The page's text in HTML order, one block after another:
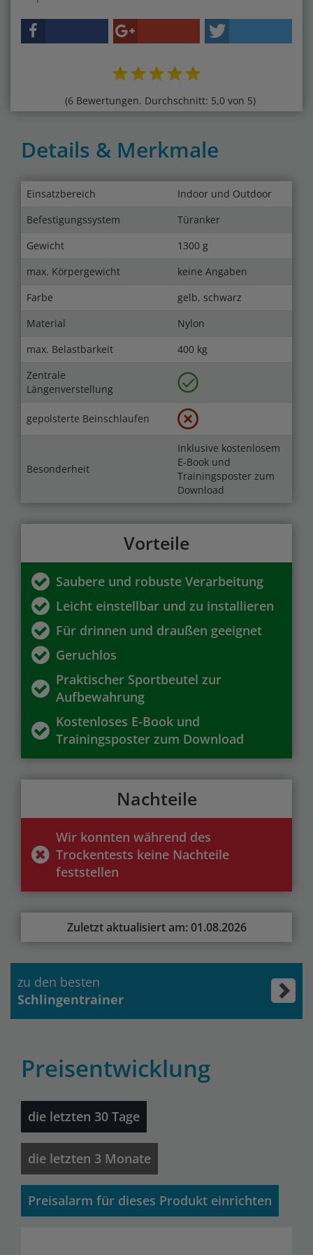
(6 Bewertungen. Durchschnitt: 5,0 von 5)
Details & Merkmale
Einsatzbereich
Indoor und Outdoor
Befestigungssystem
Türanker
Gewicht
1300 g
max. Körpergewicht
keine Angaben
Farbe
gelb, schwarz
Material
Nylon
max. Belastbarkeit
400 kg
Zentrale
Längenverstellung
gepolsterte Beinschlaufen
Besonderheit
Inklusive kostenlosem
E-Book und
Trainingsposter zum
Download
Vorteile
Saubere und robuste Verarbeitung
Leicht einstellbar und zu installieren
Für drinnen und draußen geeignet
Geruchlos
Praktischer Sportbeutel zur
Aufbewahrung
Kostenloses E-Book und
Trainingsposter zum Download
Nachteile
Wir konnten während des
Trockentests keine Nachteile
feststellen
Zuletzt aktualisiert am: 01.08.2026
zu den besten
Schlingentrainer
Preisentwicklung
die letzten 30 Tage
die letzten 3 Monate
Preisalarm für dieses Produkt einrichten